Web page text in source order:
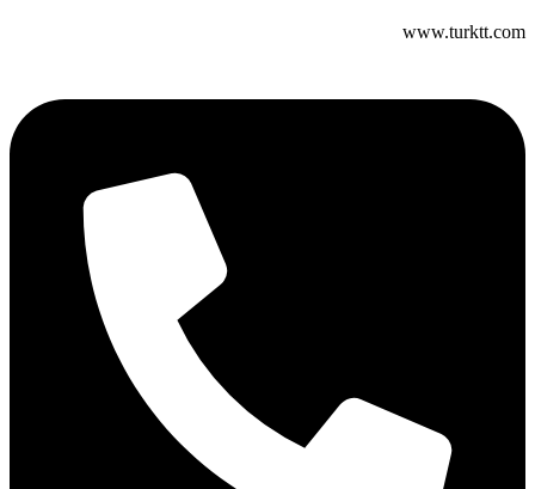
www.turktt.com